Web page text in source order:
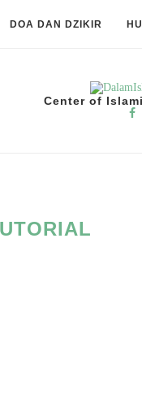
DOA DAN DZIKIR
Center of